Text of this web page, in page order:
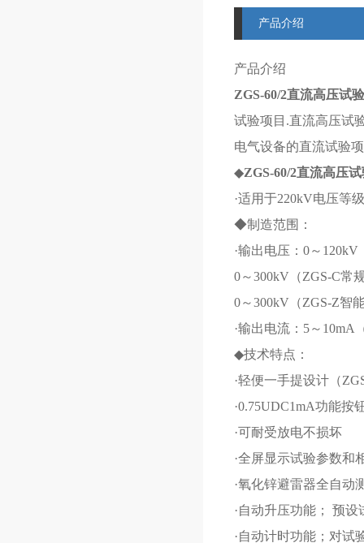
产品介绍
产品介绍
ZGS-60/2直流高压试
试验项目.直流高压试
电气设备的直流试验
◆ZGS-60/2直流高压
·适用于220kV电压等
◆制造范围：
·输出电压：0～
0～300kV（ZGS-C常
0～300kV（ZGS-Z智
·输出电流：5～10mA
◆技术特点：
·轻便一手提设计（
·0.75UDC1mA功能按
·可耐受放电不损坏
·全屏显示试验参数和
·氧化锌避雷器全自动
·自动升压功能； 预
·自动计时功能；对试